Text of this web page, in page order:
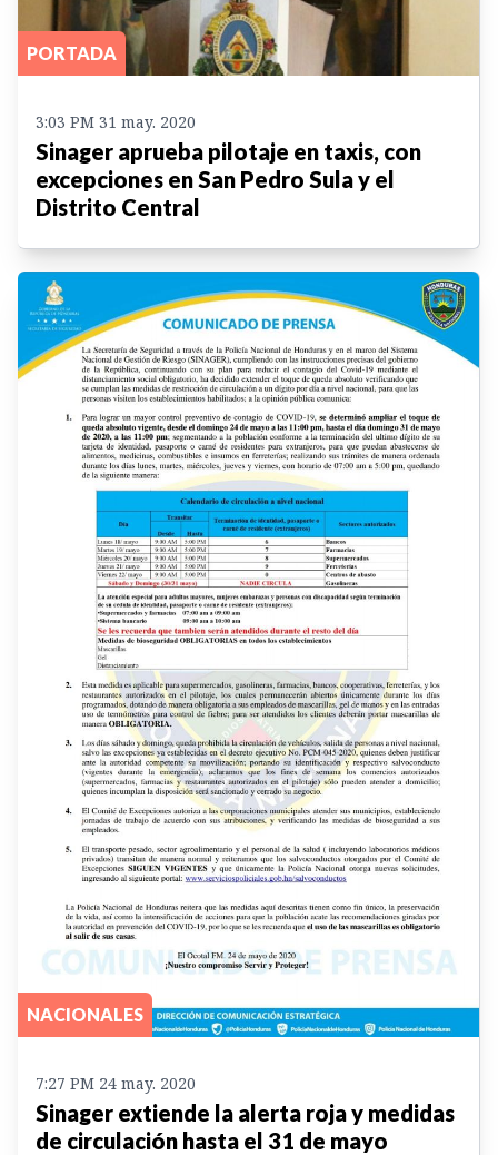
PORTADA
3:03 PM 31 may. 2020
Sinager aprueba pilotaje en taxis, con
excepciones en San Pedro Sula y el
Distrito Central
NACIONALES
7:27 PM 24 may. 2020
Sinager extiende la alerta roja y medidas
de circulación hasta el 31 de mayo